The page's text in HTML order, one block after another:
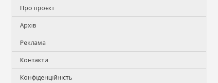
Про проєкт
Архів
Реклама
Контакти
Конфіденційність